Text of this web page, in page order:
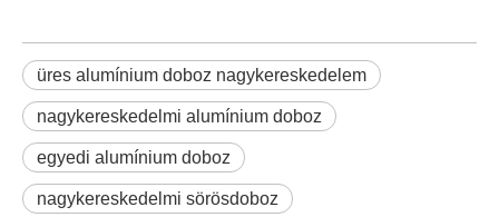
üres alumínium doboz nagykereskedelem
nagykereskedelmi alumínium doboz
egyedi alumínium doboz
nagykereskedelmi sörösdoboz